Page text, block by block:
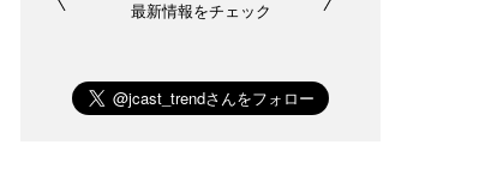
最新情報をチェック